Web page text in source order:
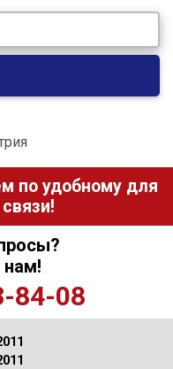
по удобному для
нам!
84-08